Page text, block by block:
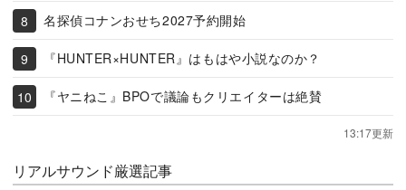
名探偵コナンおせち2027予約開始
『HUNTER×HUNTER』はもはや小説なのか？
『ヤニねこ』BPOで議論もクリエイターは絶賛
13:17更新
リアルサウンド厳選記事